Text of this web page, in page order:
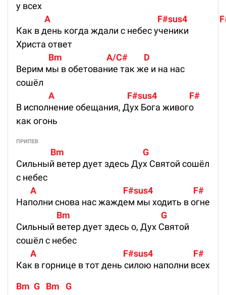
у всех
A                                                     F#sus4
Как в день когда ждали с небес ученики
Христа ответ
                Bm                      A/C#        D
Верим мы в обетование так же и на нас
сошёл
                A                                    F#sus4                F#
В исполнение обещания, Дух Бога живого
как огонь
ПРИПЕВ
                 Bm                                       G
Сильный ветер дует здесь Дух Святой сошёл
с небес
       A                                           F#sus4                    F#
Наполни снова нас жаждем мы ходить в огне
                    Bm                                             G
Сильный ветер дует здесь о, Дух Святой
сошёл с небес
       A                                           F#sus4                    F#
Как в горнице в тот день силою наполни всех
Bm  G   Bm   G